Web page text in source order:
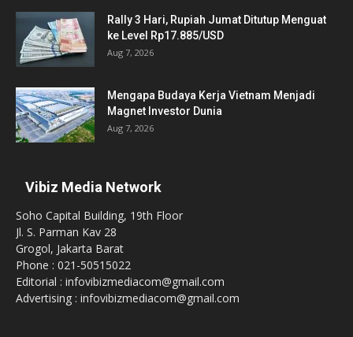
Rally 3 Hari, Rupiah Jumat Ditutup Menguat
ke Level Rp17.885/USD
Aug 7, 2026
Mengapa Budaya Kerja Vietnam Menjadi
Magnet Investor Dunia
Aug 7, 2026
Vibiz Media Network
Soho Capital Building, 19th Floor
Jl. S. Parman Kav 28
Grogol, Jakarta Barat
Phone : 021-50515022
Editorial : infovibizmediacom@gmail.com
Advertising : infovibizmediacom@gmail.com